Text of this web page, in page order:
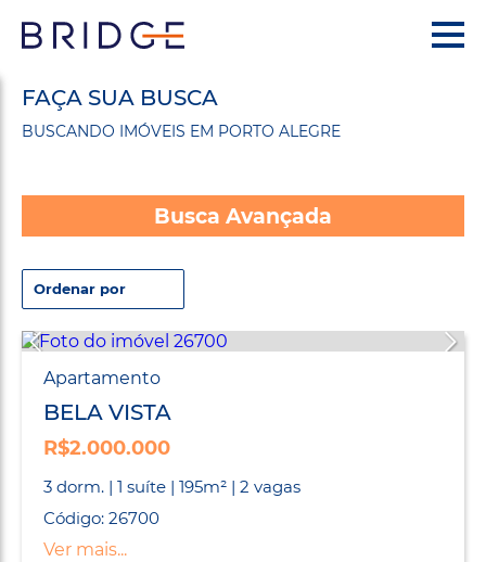
FAÇA SUA BUSCA
BUSCANDO IMÓVEIS EM PORTO ALEGRE
Busca Avançada
Apartamento
BELA VISTA
R$2.000.000
3 dorm. | 1 suíte | 195m² | 2 vagas
Código: 26700
Ver mais...